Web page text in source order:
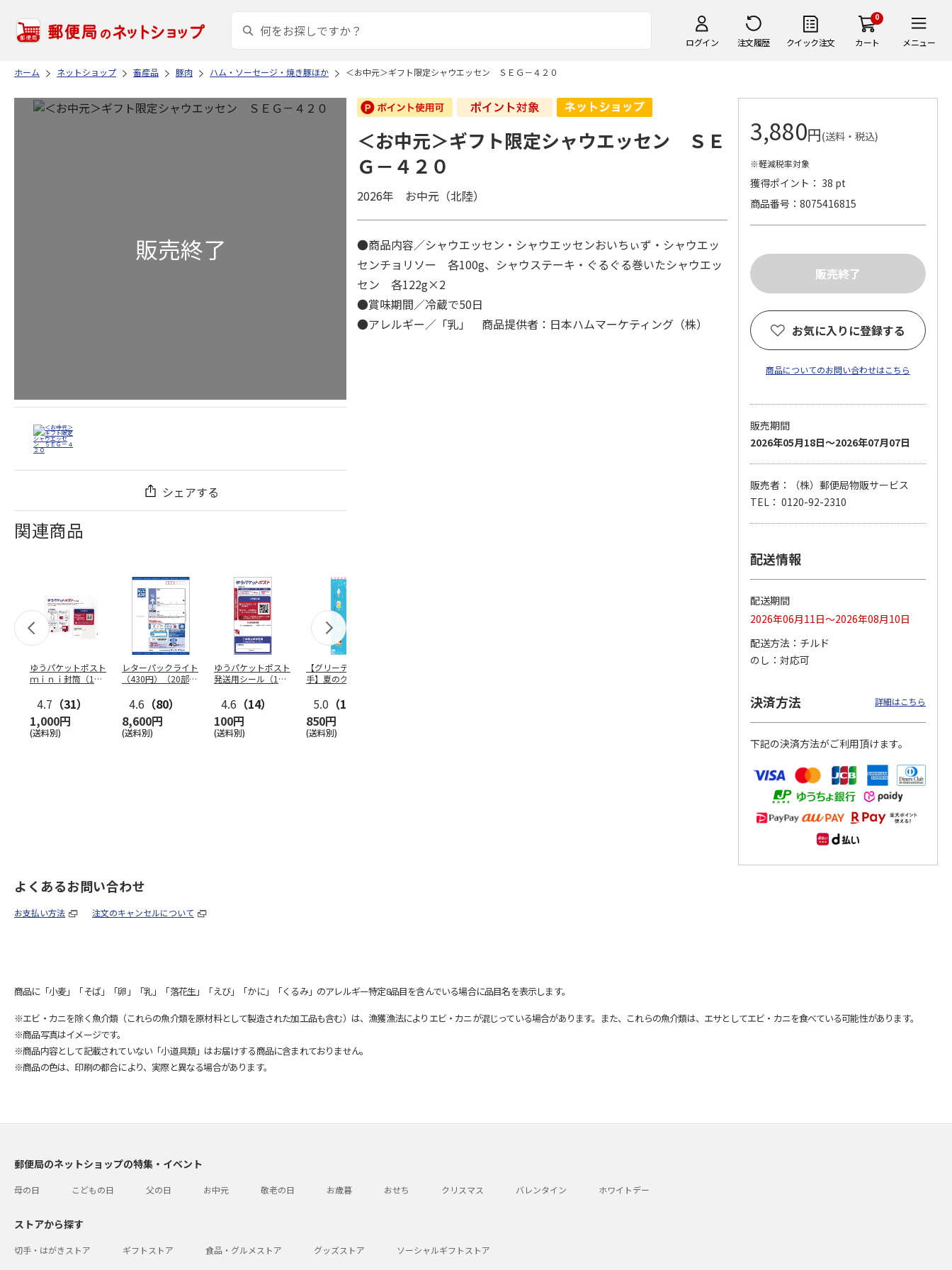
ログイン 注文履歴 クイック注文
0
カート メニュー
ホーム ネットショップ 畜産品 豚肉 ハム・ソーセージ・焼き豚ほか ＜お中元＞ギフト限定シャウエッセン ＳＥＧ－４２０
シェアする
関連商品
ゆうパケットポスト
ｍｉｎｉ封筒（1個
4.7 （31）
1,000円
(送料別)
レターパックライト
（430円）（20部セ
4.6 （80）
8,600円
(送料別)
ゆうパケットポスト
発送用シール（1個
4.6 （14）
100円
(送料別)
【グリーティング切
手】夏のグリーティ
5.0 （10）
850円
(送料別)
【グリーティング切
円…
4.8（11）
5,500円
4.6（7）
11,000円
＜お中元＞ギフト限定シャウエッセン ＳＥ
Ｇ－４２０
2026年 お中元（北陸）
●商品内容／シャウエッセン・シャウエッセンおいちぃず・シャウエッ
センチョリソー 各100g、シャウステーキ・ぐるぐる巻いたシャウエッ
セン 各122g×2
●賞味期間／冷蔵で50日
●アレルギー／「乳」 商品提供者：日本ハムマーケティング（株）
3,880円(送料・税込)
※軽減税率対象
獲得ポイント： 38 pt
商品番号
8075416815
お気に入りに登録する
商品についてのお問い合わせはこちら
販売期間
2026年05月18日～2026年07月07日
販売者：（株）郵便局物販サービス
TEL： 0120-92-2310
配送情報
配送期間
2026年06月11日～2026年08月10日
配送方法
チルド
のし
対応可
決済方法 詳細はこちら
下記の決済方法がご利用頂けます。
よくあるお問い合わせ
お支払い方法 注文のキャンセルについて
商品に「小麦」「そば」「卵」「乳」「落花生」「えび」「かに」「くるみ」のアレルギー特定8品目を含んでいる場合に品目名を表示します。
※エビ・カニを除く魚介類（これらの魚介類を原材料として製造された加工品も含む）は、漁獲漁法によりエビ・カニが混じっている場合があります。また、これらの魚介類は、エサとしてエビ・カニを食べている可能性があります。
※商品写真はイメージです。
※商品内容として記載されていない「小道具類」はお届けする商品に含まれておりません。
※商品の色は、印刷の都合により、実際と異なる場合があります。
郵便局のネットショップの特集・イベント
母の日 こどもの日 父の日 お中元 敬老の日 お歳暮 おせち クリスマス バレンタイン ホワイトデー
ストアから探す
切手・はがきストア ギフトストア 食品・グルメストア グッズストア ソーシャルギフトストア